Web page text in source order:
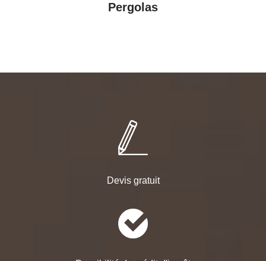
Pergolas
Devis gratuit